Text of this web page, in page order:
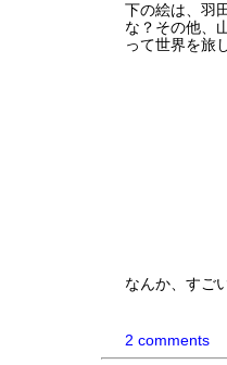
下の絵は、羽
な？その他、
って世界を旅
なんか、すご
2 comments